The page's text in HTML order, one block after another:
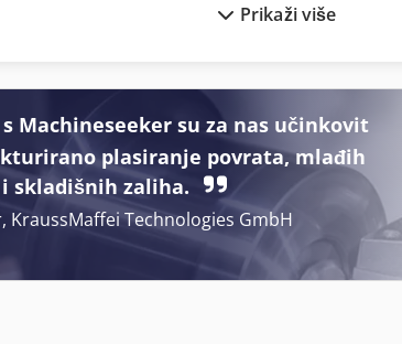
Za Kosu
Ljepilo Jedinica
Omotnica Za Léger
Prikaži više
Machineseeker su za nas učinkovit
plasiranje povrata, mlađih
skladišnih zaliha.
KraussMaffei Technologies GmbH